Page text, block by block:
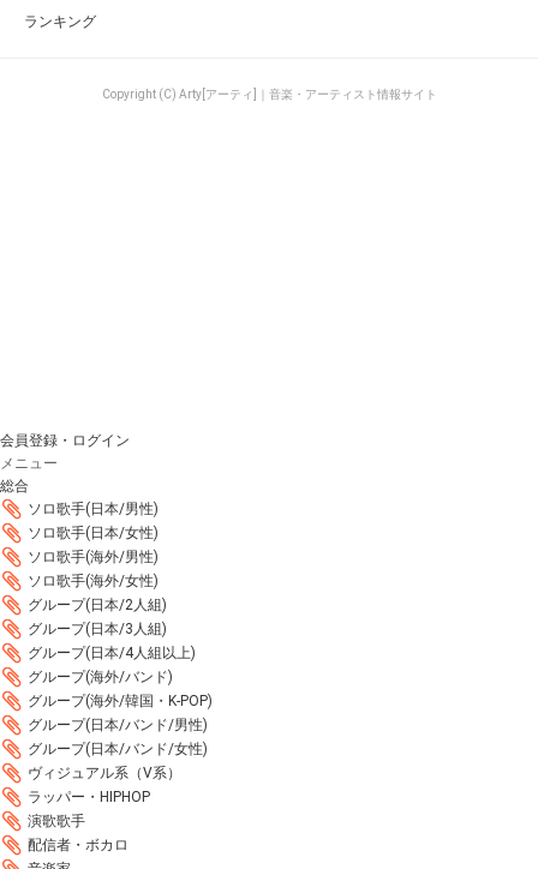
ランキング
Copyright (C) Arty[アーティ]｜音楽・アーティスト情報サイト
会員登録・ログイン
メニュー
総合
ソロ歌手(日本/男性)
ソロ歌手(日本/女性)
ソロ歌手(海外/男性)
ソロ歌手(海外/女性)
グループ(日本/2人組)
グループ(日本/3人組)
グループ(日本/4人組以上)
グループ(海外/バンド)
グループ(海外/韓国・K-POP)
グループ(日本/バンド/男性)
グループ(日本/バンド/女性)
ヴィジュアル系（V系）
ラッパー・HIPHOP
演歌歌手
配信者・ボカロ